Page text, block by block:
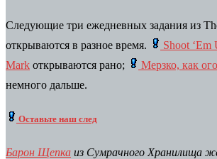
Следующие три ежедневных задания из
открываются в разное время.
Shoot ‘Em
Mark открываются рано; Мерзко, как
немного дальше.
Оставьте наш след
Барон Щепка из Сумрачного Хранилища